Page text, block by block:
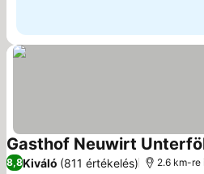
Gasthof Neuwirt
8,8Kiváló (811 értékelés) 2.6 km-re